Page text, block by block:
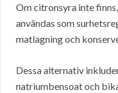
Om citronsyra inte
användas som
matlagning och
Dessa alternativ
natriumbensoat och